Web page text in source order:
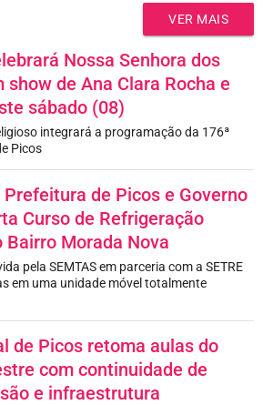
VER MAIS
Nossa Senhora dos
show de Ana Clara Rocha e
sábado (08)
integrará a programação da 176ª
Picos
de Picos e Governo
Curso de Refrigeração
Bairro Morada Nova
pela SEMTAS em parceria com a SETRE
em uma unidade móvel totalmente
de Picos retoma aulas do
com continuidade de
e infraestrutura